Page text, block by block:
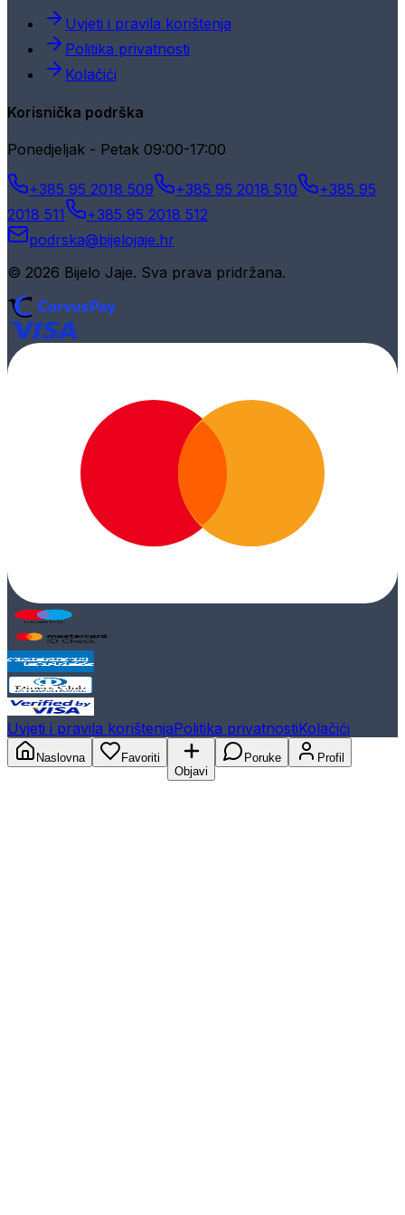
Uvjeti i pravila korištenja
Politika privatnosti
Kolačići
Korisnička podrška
Ponedjeljak - Petak 09:00-17:00
+385 95 2018 509 +385 95 2018 510
+385 95
2018 511
+385 95 2018 512
podrska@bijelojaje.hr
© 2026 Bijelo Jaje. Sva prava pridržana.
Uvjeti i pravila korištenjaPolitika privatnostiKolačići
Naslovna
Favoriti
Objavi
Poruke Profil